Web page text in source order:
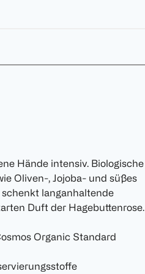
Hände intensiv. Biologische
Oliven-, Jojoba- und süßes
langanhaltende
Duft der Hagebuttenrose.
Organic Standard